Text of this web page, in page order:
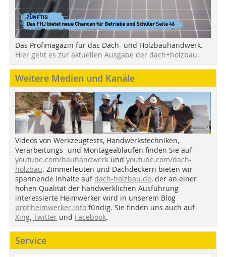
Das Profimagazin für das Dach- und Holzbauhandwerk.
Hier geht es zur aktuellen Ausgabe der dach+holzbau.
Weitere Medien und Kanäle
Videos von Werkzeugtests, Handwerkstechniken,
Verarbeitungs- und Montageabläufen finden Sie auf
youtube.com/bauhandwerk und youtube.com/dach-
holzbau. Zimmerleuten und Dachdeckern bieten wir
spannende Inhalte auf dach-holzbau.de, der an einer
hohen Qualität der handwerklichen Ausführung
interessierte Heimwerker wird in unserem Blog
profiheimwerker.info fündig. Sie finden uns auch auf
Xing, Twitter und Facebook.
Service